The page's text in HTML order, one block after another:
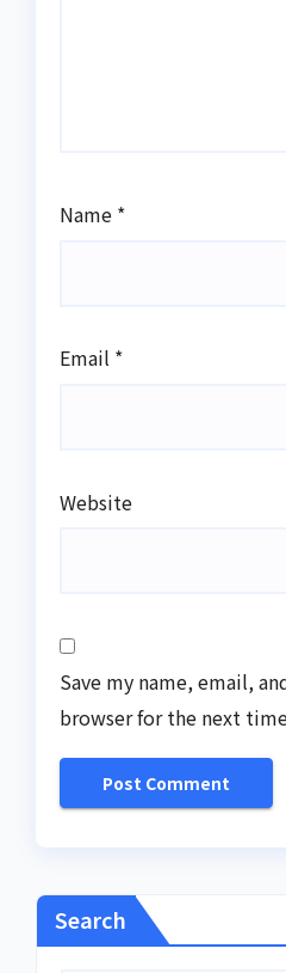
Name *
Email *
Website
Save my name, email,
browser for the next
Search